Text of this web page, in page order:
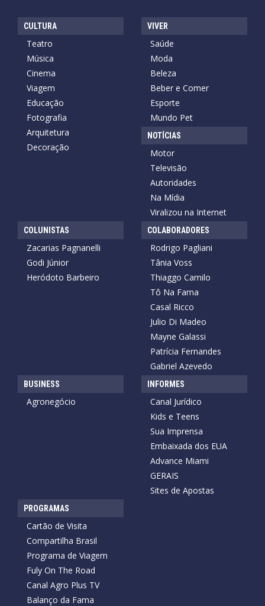
CULTURA
Teatro
Música
Cinema
Viagem
Educação
Fotografia
Arquitetura
Decoração
VIVER
Saúde
Moda
Beleza
Beber e Comer
Esporte
Mundo Pet
NOTÍCIAS
Motor
Televisão
Autoridades
Na Mídia
Viralizou na Internet
COLUNISTAS
Zacarias Pagnanelli
Godi Júnior
Heródoto Barbeiro
COLABORADORES
Rodrigo Pagliani
Tânia Voss
Thiaggo Camilo
Tô Na Fama
Casal Ricco
Julio Di Madeo
Mayne Galassi
Patrícia Fernandes
Gabriel Azevedo
BUSINESS
Agronegócio
INFORMES
Canal Jurídico
Kids e Teens
Sua Imprensa
Embaixada dos EUA
Advance Miami
GERAIS
Sites de Apostas
PROGRAMAS
Cartão de Visita
Compartilha Brasil
Programa de Viagem
Fuly On The Road
Canal Agro Plus TV
Balanço da Fama